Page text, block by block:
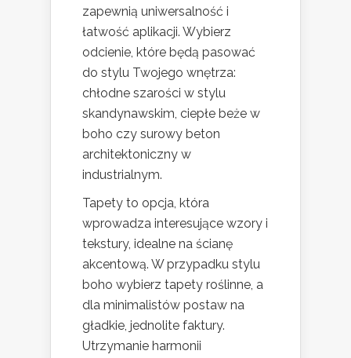
zapewnią uniwersalność i
łatwość aplikacji. Wybierz
odcienie, które będą pasować
do stylu Twojego wnętrza:
chłodne szarości w stylu
skandynawskim, ciepłe beże w
boho czy surowy beton
architektoniczny w
industrialnym.
Tapety to opcja, która
wprowadza interesujące wzory i
tekstury, idealne na ścianę
akcentową. W przypadku stylu
boho wybierz tapety roślinne, a
dla minimalistów postaw na
gładkie, jednolite faktury.
Utrzymanie harmonii